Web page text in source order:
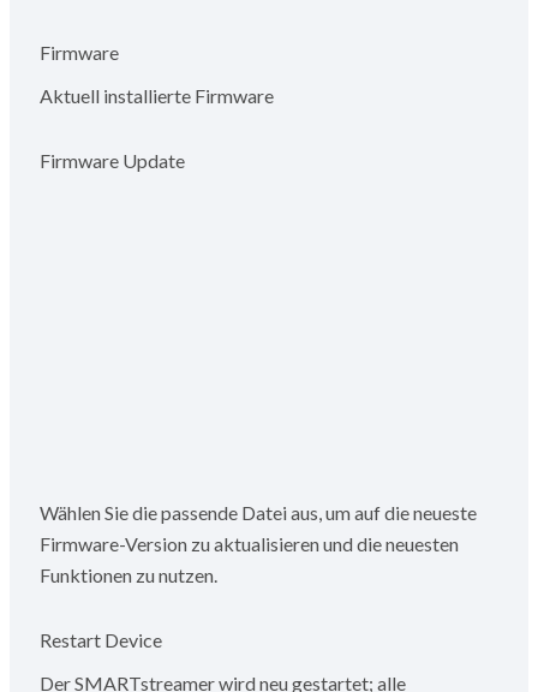
Firmware
Aktuell installierte Firmware
Firmware Update
Wählen Sie die passende Datei aus, um auf die neueste
Firmware-Version zu aktualisieren und die neuesten
Funktionen zu nutzen.
Restart Device
Der SMARTstreamer wird neu gestartet; alle